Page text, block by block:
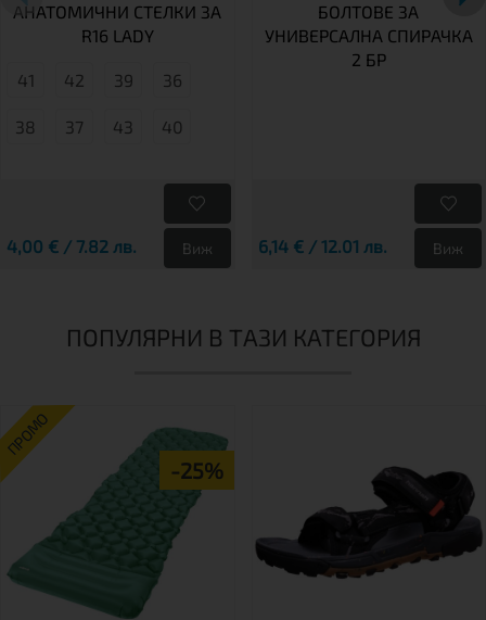
АНАТОМИЧНИ СТЕЛКИ ЗА
R16 LADY
41 42 39 36
38 37 43 40
4,00 € / 7.82 лв. Виж
БОЛТОВЕ ЗА
УНИВЕРСАЛНА СПИРАЧКА
2 БР
6,14 € / 12.01 лв. Виж
ПОПУЛЯРНИ В ТАЗИ КАТЕГОРИЯ
ПРОМО
-25%